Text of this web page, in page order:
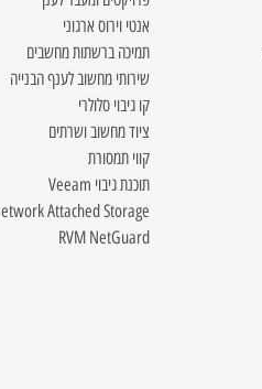
אנטי וירוס ארגוני
תמיכה ברשתות מחשבים
שירותי מחשוב לענף הבנייה
קו גיבוי סלולרי
ציוד מחשוב ושרתים
קווי תמסורת
תוכנת גיבוי Veeam
Attached Storage
RVM NetGuard